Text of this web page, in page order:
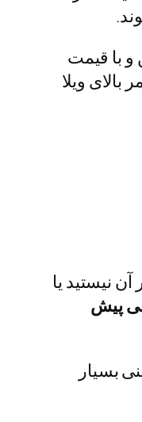
و با قیمت
ویلا
نیستید یا
پیش
بسیار